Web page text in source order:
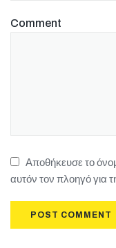
Comment
Αποθήκευσε το
αυτόν τον πλοηγό για